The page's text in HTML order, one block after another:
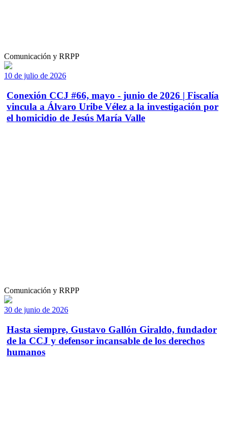
Comunicación y RRPP
10 de julio de 2026
Conexión CCJ #66, mayo - junio de 2026 | Fiscalía
vincula a Álvaro Uribe Vélez a la investigación por
el homicidio de Jesús María Valle
Comunicación y RRPP
30 de junio de 2026
Hasta siempre, Gustavo Gallón Giraldo, fundador
de la CCJ y defensor incansable de los derechos
humanos